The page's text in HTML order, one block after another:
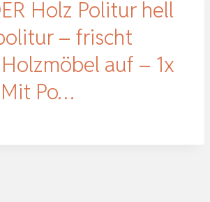
Holz Politur hell
– frischt
auf – 1x
Po…